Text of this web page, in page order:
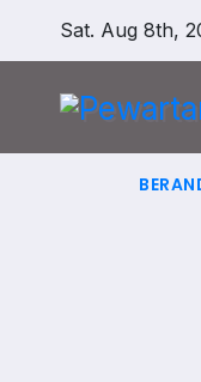
Sat. Aug 8th,